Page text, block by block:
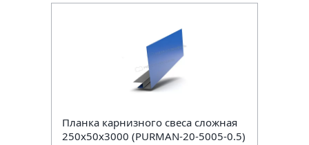
Планка карнизного свеса сложная
250х50х3000 (PURMAN-20-5005-0.5)